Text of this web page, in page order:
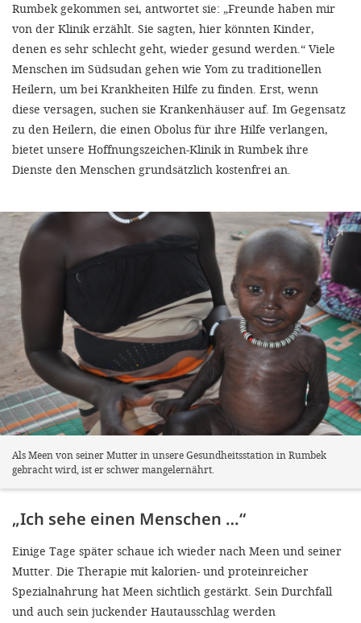
Rumbek gekommen sei, antwortet sie: „Freunde haben mir
von der Klinik erzählt. Sie sagten, hier könnten Kinder,
denen es sehr schlecht geht, wieder gesund werden.“ Viele
Menschen im Südsudan gehen wie Yom zu traditionellen
Heilern, um bei Krankheiten Hilfe zu finden. Erst, wenn
diese versagen, suchen sie Krankenhäuser auf. Im Gegensatz
zu den Heilern, die einen Obolus für ihre Hilfe verlangen,
bietet unsere Hoffnungszeichen-Klinik in Rumbek ihre
Dienste den Menschen grundsätzlich kostenfrei an.
Als Meen von seiner Mutter in unsere Gesundheitsstation in Rumbek
gebracht wird, ist er schwer mangelernährt.
„Ich sehe einen Menschen …“
Einige Tage später schaue ich wieder nach Meen und seiner
Mutter. Die Therapie mit kalorien- und proteinreicher
Spezialnahrung hat Meen sichtlich gestärkt. Sein Durchfall
und auch sein juckender Hautausschlag werden